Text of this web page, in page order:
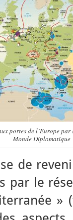
portes de l’Europe
Monde Diplomatique
de
par le
»